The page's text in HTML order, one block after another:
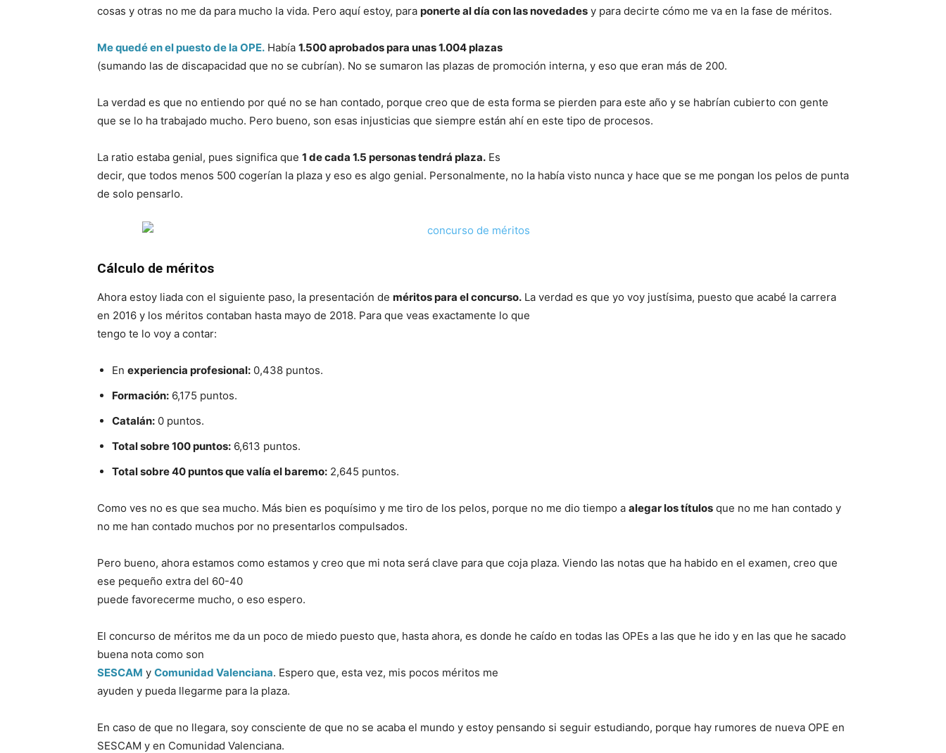
cosas y otras no me da para mucho la vida. Pero aquí estoy, para ponerte al día con las novedades y para decirte cómo me va en la fase de méritos.
Me quedé en el puesto de la OPE. Había 1.500 aprobados para unas 1.004 plazas
(sumando las de discapacidad que no se cubrían). No se sumaron las plazas de promoción interna, y eso que eran más de 200.
La verdad es que no entiendo por qué no se han contado, porque creo que de esta forma se pierden para este año y se habrían cubierto con gente
que se lo ha trabajado mucho. Pero bueno, son esas injusticias que siempre están ahí en este tipo de procesos.
La ratio estaba genial, pues significa que 1 de cada 1.5 personas tendrá plaza. Es
decir, que todos menos 500 cogerían la plaza y eso es algo genial. Personalmente, no la había visto nunca y hace que se me pongan los pelos de punta
de solo pensarlo.
Cálculo de méritos
Ahora estoy liada con el siguiente paso, la presentación de méritos para elconcurso. La verdad es que yo voy justísima, puesto que acabé la carrera
en 2016 y los méritos contaban hasta mayo de 2018. Para que veas exactamente lo que
tengo te lo voy a contar:
En experiencia profesional: 0,438 puntos.
Formación: 6,175 puntos.
Catalán: 0 puntos.
Total sobre 100 puntos: 6,613 puntos.
Total sobre 40 puntos que valía el baremo: 2,645 puntos.
Como ves no es que sea mucho. Más bien es poquísimo y me tiro de los pelos, porque no me dio tiempo a alegar los títulos que no me han contado y
no me han contado muchos por no presentarlos compulsados.
Pero bueno, ahora estamos como estamos y creo que mi nota será clave para que coja plaza. Viendo las notas que ha habido en el examen, creo que
ese pequeño extra del 60-40
puede favorecerme mucho, o eso espero.
El concurso de méritos me da un poco de miedo puesto que, hasta ahora, es donde he caído en todas las OPEs a las que he ido y en las que he sacado
buena nota como son
SESCAM y Comunidad Valenciana. Espero que, esta vez, mis pocos méritos me
ayuden y pueda llegarme para la plaza.
En caso de que no llegara, soy consciente de que no se acaba el mundo y estoy pensando si seguir estudiando, porque hay rumores de nueva OPE en
SESCAM y en Comunidad Valenciana.